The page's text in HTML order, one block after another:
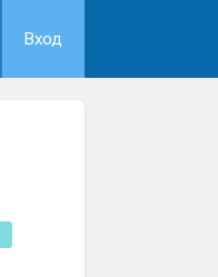
Вход